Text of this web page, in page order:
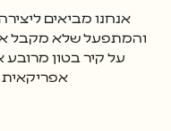
אנחנו מביאים
והמתפעל שלא מקבל
על קיר בטון מרובע
אפריקאית